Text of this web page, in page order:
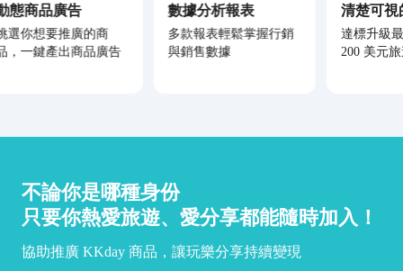
態商品廣告
選你想要推廣的商
，一鍵產出商品廣告
數據分析報表
多款報表輕鬆掌握行銷
與銷售數據
清楚可視
達標升級
200 美元
不論你是哪種身份
只要你熱愛旅遊、愛分享都能隨時加入！
協助推廣 KKday 商品，讓玩樂分享持續變現